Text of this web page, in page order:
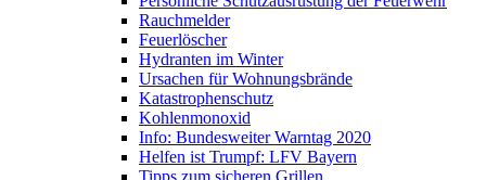
Rauchmelder
Feuerlöscher
Hydranten im Winter
Ursachen für Wohnungsbrände
Katastrophenschutz
Kohlenmonoxid
Info: Bundesweiter Warntag 2020
Helfen ist Trumpf: LFV Bayern
Tipps zum sicheren Grillen